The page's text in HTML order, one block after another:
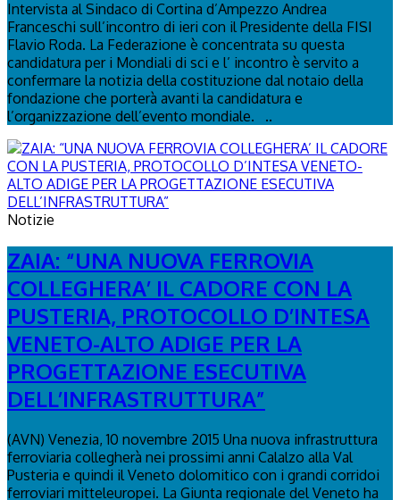
Intervista al Sindaco di Cortina d’Ampezzo Andrea
Franceschi sull’incontro di ieri con il Presidente della FISI
Flavio Roda. La Federazione è concentrata su questa
candidatura per i Mondiali di sci e l’ incontro è servito a
confermare la notizia della costituzione dal notaio della
fondazione che porterà avanti la candidatura e
l’organizzazione dell’evento mondiale. ..
Notizie
ZAIA: “UNA NUOVA FERROVIA
COLLEGHERA’ IL CADORE CON LA
PUSTERIA, PROTOCOLLO D’INTESA
VENETO-ALTO ADIGE PER LA
PROGETTAZIONE ESECUTIVA
DELL’INFRASTRUTTURA”
(AVN) Venezia, 10 novembre 2015 Una nuova infrastruttura
ferroviaria collegherà nei prossimi anni Calalzo alla Val
Pusteria e quindi il Veneto dolomitico con i grandi corridoi
ferroviari mitteleuropei. La Giunta regionale del Veneto ha